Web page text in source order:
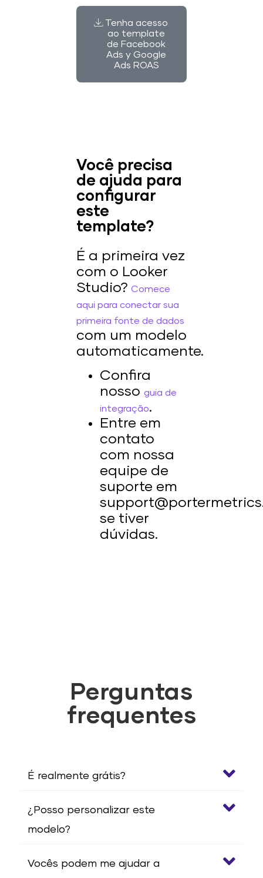
Tenha acesso
ao template
de Facebook
Ads y Google
Ads ROAS
Você precisa
de ajuda para
configurar
este
template?
É a primeira vez
com o Looker
Studio? Comece
aqui para conectar sua
primeira fonte de dados
com um modelo
automaticamente.
Confira
nosso guia de
integração.
Entre em
contato
com nossa
equipe de
suporte em
se tiver
dúvidas.
Perguntas
frequentes
É realmente grátis?
¿Posso personalizar este
modelo?
Vocês podem me ajudar a